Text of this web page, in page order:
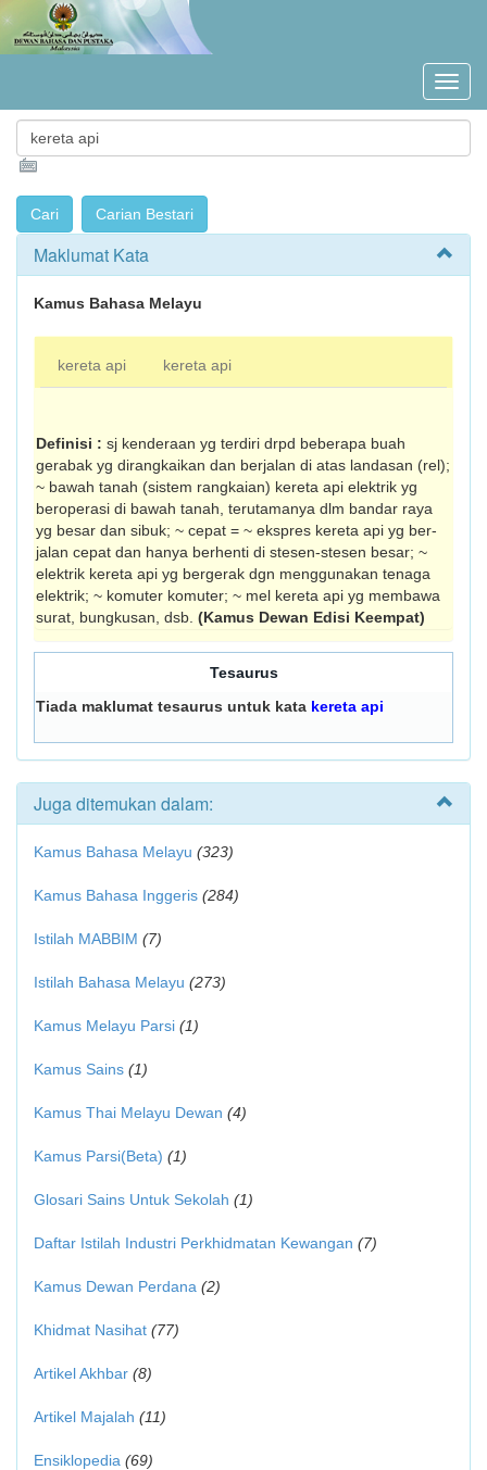
Maklumat Kata
Kamus Bahasa Melayu
kereta api kereta api
Definisi : sj kenderaan yg terdiri drpd bebe­rapa buah
gerabak yg dirangkaikan dan berjalan di atas landasan (rel);
~ bawah tanah (sistem rangkaian) kereta api elektrik yg
beroperasi di bawah tanah, terutamanya dlm bandar raya
yg besar dan sibuk; ~ cepat = ~ ekspres kereta api yg ber­
jalan cepat dan hanya berhenti di stesen­-stesen besar; ~
elektrik kereta api yg bergerak dgn menggunakan tenaga
elektrik; ~ komuter komuter; ~ mel kereta api yg membawa
surat, bungkusan, dsb. (Kamus Dewan Edisi Keempat)
Tesaurus
Tiada maklumat tesaurus untuk kata kereta api
Juga ditemukan dalam:
Kamus Bahasa Melayu (323)
Kamus Bahasa Inggeris (284)
Istilah MABBIM (7)
Istilah Bahasa Melayu (273)
Kamus Melayu Parsi (1)
Kamus Sains (1)
Kamus Thai Melayu Dewan (4)
Kamus Parsi(Beta) (1)
Glosari Sains Untuk Sekolah (1)
Daftar Istilah Industri Perkhidmatan Kewangan (7)
Kamus Dewan Perdana (2)
Khidmat Nasihat (77)
Artikel Akhbar (8)
Artikel Majalah (11)
Ensiklopedia (69)